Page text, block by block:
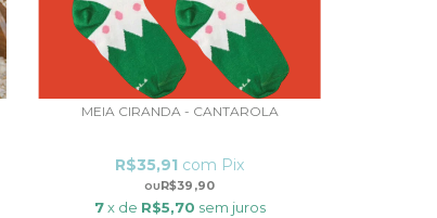
MEIA CIRANDA - CANTAROLA
R$39,90
R$35,91 com Pix
7 x de R$5,70 sem juros